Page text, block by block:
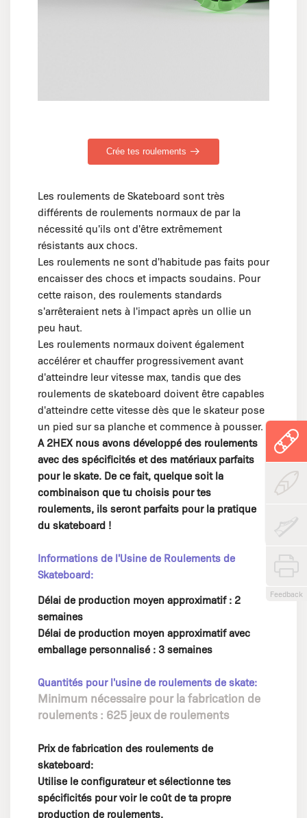
Feedback
Crée tes roulements
Les roulements de Skateboard sont très
différents de roulements normaux de par la
nécessité qu'ils ont d'être extrêmement
résistants aux chocs.
Les roulements ne sont d'habitude pas faits pour
encaisser des chocs et impacts soudains. Pour
cette raison, des roulements standards
s'arrêteraient nets à l'impact après un ollie un
peu haut.
Les roulements normaux doivent également
accélérer et chauffer progressivement avant
d'atteindre leur vitesse max, tandis que des
roulements de skateboard doivent être capables
d'atteindre cette vitesse dès que le skateur pose
un pied sur sa planche et commence à pousser.
A 2HEX nous avons développé des roulements
avec des spécificités et des matériaux parfaits
pour le skate. De ce fait, quelque soit la
combinaison que tu choisis pour tes
roulements, ils seront parfaits pour la pratique
du skateboard !
Informations de l'Usine de Roulements de
Skateboard:
Délai de production moyen approximatif : 2
semaines
Délai de production moyen approximatif avec
emballage personnalisé : 3 semaines
Quantités pour l'usine de roulements de skate:
Minimum nécessaire pour la fabrication de
roulements : 625 jeux de roulements
Prix de fabrication des roulements de
skateboard:
Utilise le configurateur et sélectionne tes
spécificités pour voir le coût de ta propre
production de roulements.